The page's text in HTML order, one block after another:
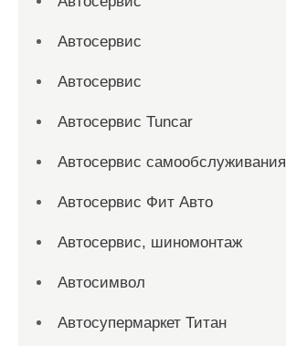
Автосервис
Автосервис
Автосервис Tuncar
Автосервис самообслуживания
Автосервис Фит Авто
Автосервис, шиномонтаж
Автосимвол
Автосупермаркет Титан